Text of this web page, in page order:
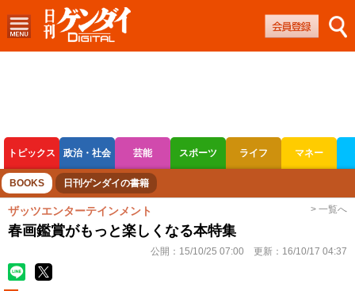
トピックス 政治・社会 芸能 スポーツ ライフ マネー
ボートレース 競輪 オートレース
BOOKS 日刊ゲンダイの書籍
ザッツエンターテインメント > 一覧へ
春画鑑賞がもっと楽しくなる本特集
公開： 15/10/25 07:00 更新： 16/10/17 04:37